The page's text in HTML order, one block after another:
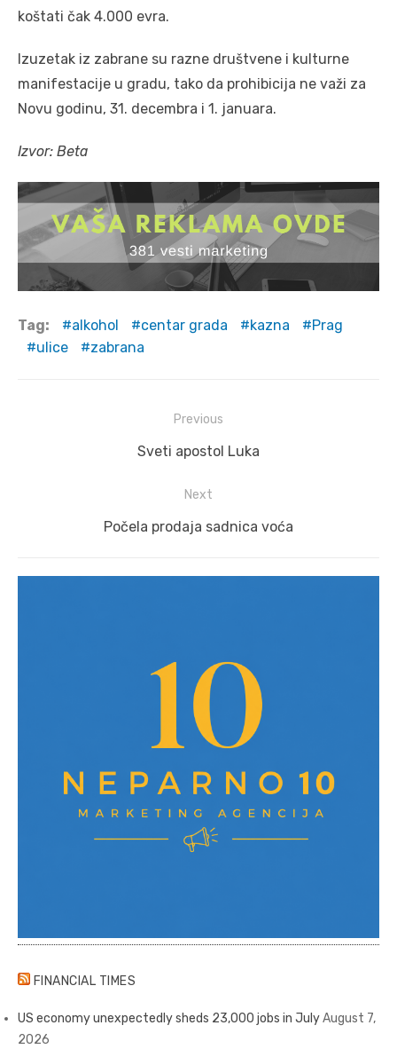
koštati čak 4.000 evra.
Izuzetak iz zabrane su razne društvene i kulturne
manifestacije u gradu, tako da prohibicija ne važi za
Novu godinu, 31. decembra i 1. januara.
Izvor: Beta
Tag: alkohol centar grada kazna
Prag
ulice
zabrana
Previous
Previous
Sveti apostol Luka
Next
Next
Počela prodaja sadnica voća
FINANCIAL TIMES
US economy unexpectedly sheds 23,000 jobs in JulyAugust 7,
2026